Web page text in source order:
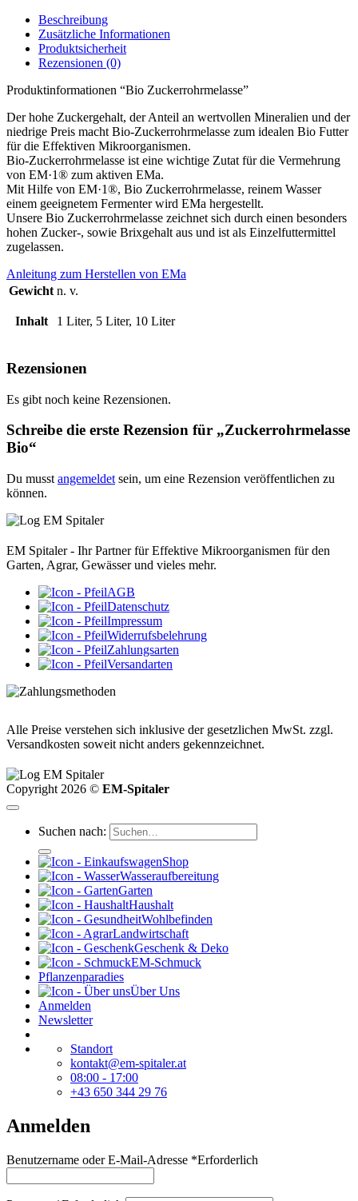
Beschreibung
Zusätzliche Informationen
Produktsicherheit
Rezensionen (0)
Produktinformationen “Bio Zuckerrohrmelasse”
Der hohe Zuckergehalt, der Anteil an wertvollen Mineralien und der
niedrige Preis macht Bio-Zuckerrohrmelasse zum idealen Bio Futter
für die Effektiven Mikroorganismen.
Bio-Zuckerrohrmelasse ist eine wichtige Zutat für die Vermehrung
von EM·1® zum aktiven EMa.
Mit Hilfe von EM·1®, Bio Zuckerrohrmelasse, reinem Wasser
einem geeignetem Fermenter wird EMa hergestellt.
Unsere Bio Zuckerrohrmelasse zeichnet sich durch einen besonders
hohen Zucker-, sowie Brixgehalt aus und ist als Einzelfuttermittel
zugelassen.
Anleitung zum Herstellen von EMa
Gewicht n. v.
Inhalt 1 Liter, 5 Liter, 10 Liter
Rezensionen
Es gibt noch keine Rezensionen.
Schreibe die erste Rezension für „Zuckerrohrmelasse
Bio“
Du musst angemeldet sein, um eine Rezension veröffentlichen zu
können.
EM Spitaler - Ihr Partner für Effektive Mikroorganismen für den
Garten, Agrar, Gewässer und vieles mehr.
AGB
Datenschutz
Impressum
Widerrufsbelehrung
Zahlungsarten
Versandarten
Alle Preise verstehen sich inklusive der gesetzlichen MwSt. zzgl.
Versandkosten soweit nicht anders gekennzeichnet.
Copyright 2026 © EM-Spitaler
Suchen nach:
Shop
Wasseraufbereitung
Garten
Haushalt
Wohlbefinden
Landwirtschaft
Geschenk & Deko
EM-Schmuck
Pflanzenparadies
Über Uns
Anmelden
Newsletter
Standort
kontakt@em-spitaler.at
08:00 - 17:00
+43 650 344 29 76
Anmelden
Benutzername oder E-Mail-Adresse *Erforderlich